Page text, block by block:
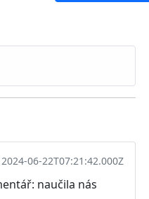
06-22T07:21:42.000Z
naučila nás